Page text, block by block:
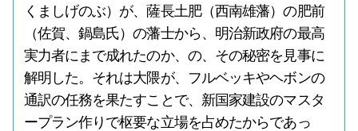
くましげのぶ）が、薩長土肥（西南雄藩）の肥前
（佐賀、鍋島氏）の藩士から、明治新政府の最高
実力者にまで成れたのか、の、その秘密を見事に
解明した。それは大隈が、フルベッキやヘボンの
通訳の任務を果たすことで、新国家建設のマスタ
ープラン作りで枢要な立場を占めたからであっ